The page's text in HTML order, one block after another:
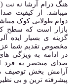
میباشد. از کیفیت
دوام طولانی کوک
بازار است که سطح
گزینه ی بسیار
مخصوص تقدیم شما
در ادامه به ویژگی
صدای منحصر به فرد
آرامش بخش توصیف
پیشرفته ترین و بی